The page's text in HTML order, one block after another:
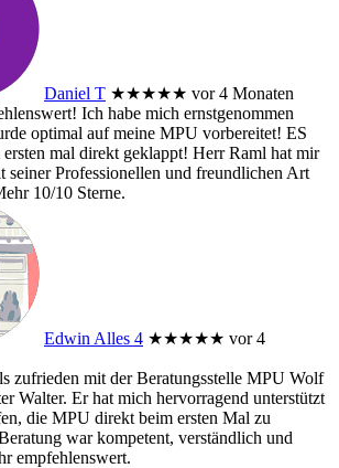
Daniel T ★★★★★ vor 4 Monaten
Ich habe mich ernstgenommen
optimal auf meine MPU vorbereitet! ES
mal direkt geklappt! Herr Raml hat mir
seiner Professionellen und freundlichen Art
10/10 Sterne.
Edwin Alles 4 ★★★★★ vor 4
zufrieden mit der Beratungsstelle MPU Wolf
Walter. Er hat mich hervorragend unterstützt
die MPU direkt beim ersten Mal zu
war kompetent, verständlich und
empfehlenswert.